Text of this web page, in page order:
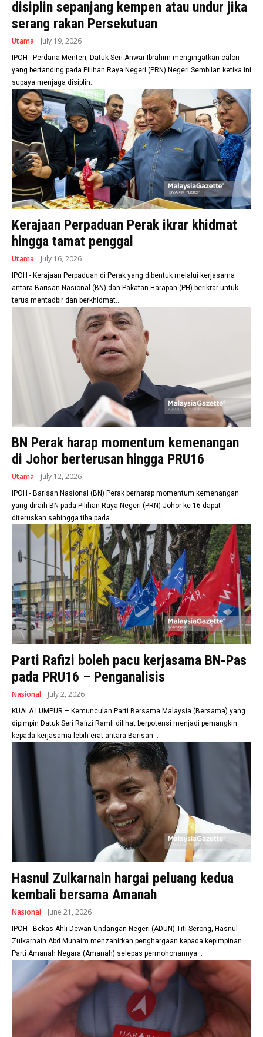
disiplin sepanjang kempen atau undur jika
serang rakan Persekutuan
Utama July 19, 2026
IPOH - Perdana Menteri, Datuk Seri Anwar Ibrahim mengingatkan calon
yang bertanding pada Pilihan Raya Negeri (PRN) Negeri Sembilan ketika ini
supaya menjaga disiplin...
Kerajaan Perpaduan Perak ikrar khidmat
hingga tamat penggal
Utama July 16, 2026
IPOH - Kerajaan Perpaduan di Perak yang dibentuk melalui kerjasama
antara Barisan Nasional (BN) dan Pakatan Harapan (PH) berikrar untuk
terus mentadbir dan berkhidmat...
BN Perak harap momentum kemenangan
di Johor berterusan hingga PRU16
Utama July 12, 2026
IPOH - Barisan Nasional (BN) Perak berharap momentum kemenangan
yang diraih BN pada Pilihan Raya Negeri (PRN) Johor ke-16 dapat
diteruskan sehingga tiba pada...
Parti Rafizi boleh pacu kerjasama BN-Pas
pada PRU16 – Penganalisis
Nasional July 2, 2026
KUALA LUMPUR – Kemunculan Parti Bersama Malaysia (Bersama) yang
dipimpin Datuk Seri Rafizi Ramli dilihat berpotensi menjadi pemangkin
kepada kerjasama lebih erat antara Barisan...
Hasnul Zulkarnain hargai peluang kedua
kembali bersama Amanah
Nasional June 21, 2026
IPOH - Bekas Ahli Dewan Undangan Negeri (ADUN) Titi Serong, Hasnul
Zulkarnain Abd Munaim menzahirkan penghargaan kepada kepimpinan
Parti Amanah Negara (Amanah) selepas permohonannya...